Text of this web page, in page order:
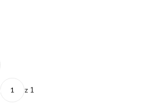
z 1